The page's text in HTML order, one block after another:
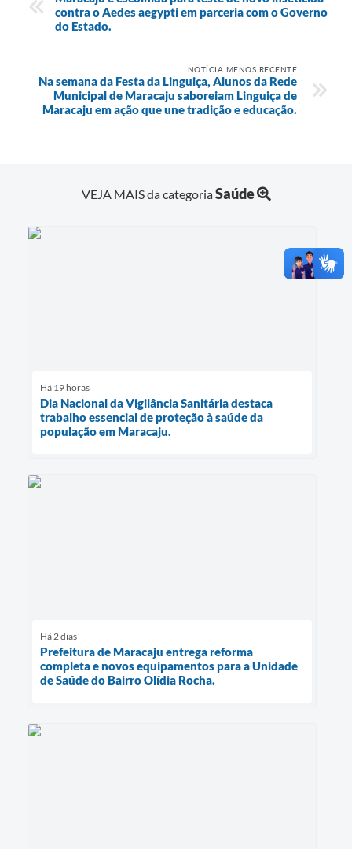
contra o Aedes aegypti em parceria com o Governo
do Estado.
NOTÍCIA MENOS RECENTE
Na semana da Festa da Linguiça, Alunos da Rede
Municipal de Maracaju saboreiam Linguiça de
Maracaju em ação que une tradição e educação.
VEJA MAIS da categoriaSaúde
Há 19 horas
Dia Nacional da Vigilância Sanitária destaca
trabalho essencial de proteção à saúde da
população em Maracaju.
Há 2 dias
Prefeitura de Maracaju entrega reforma
completa e novos equipamentos para a Unidade
de Saúde do Bairro Olídia Rocha.